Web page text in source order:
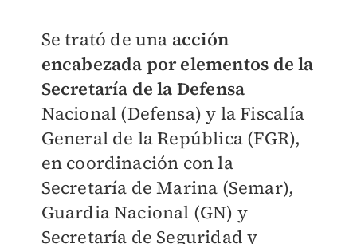
Se trató de una acción
encabezada por elementos de la
Secretaría de la Defensa
Nacional (Defensa) y la Fiscalía
General de la República (FGR),
en coordinación con la
Secretaría de Marina (Semar),
Guardia Nacional (GN) y
Secretaría de Seguridad y